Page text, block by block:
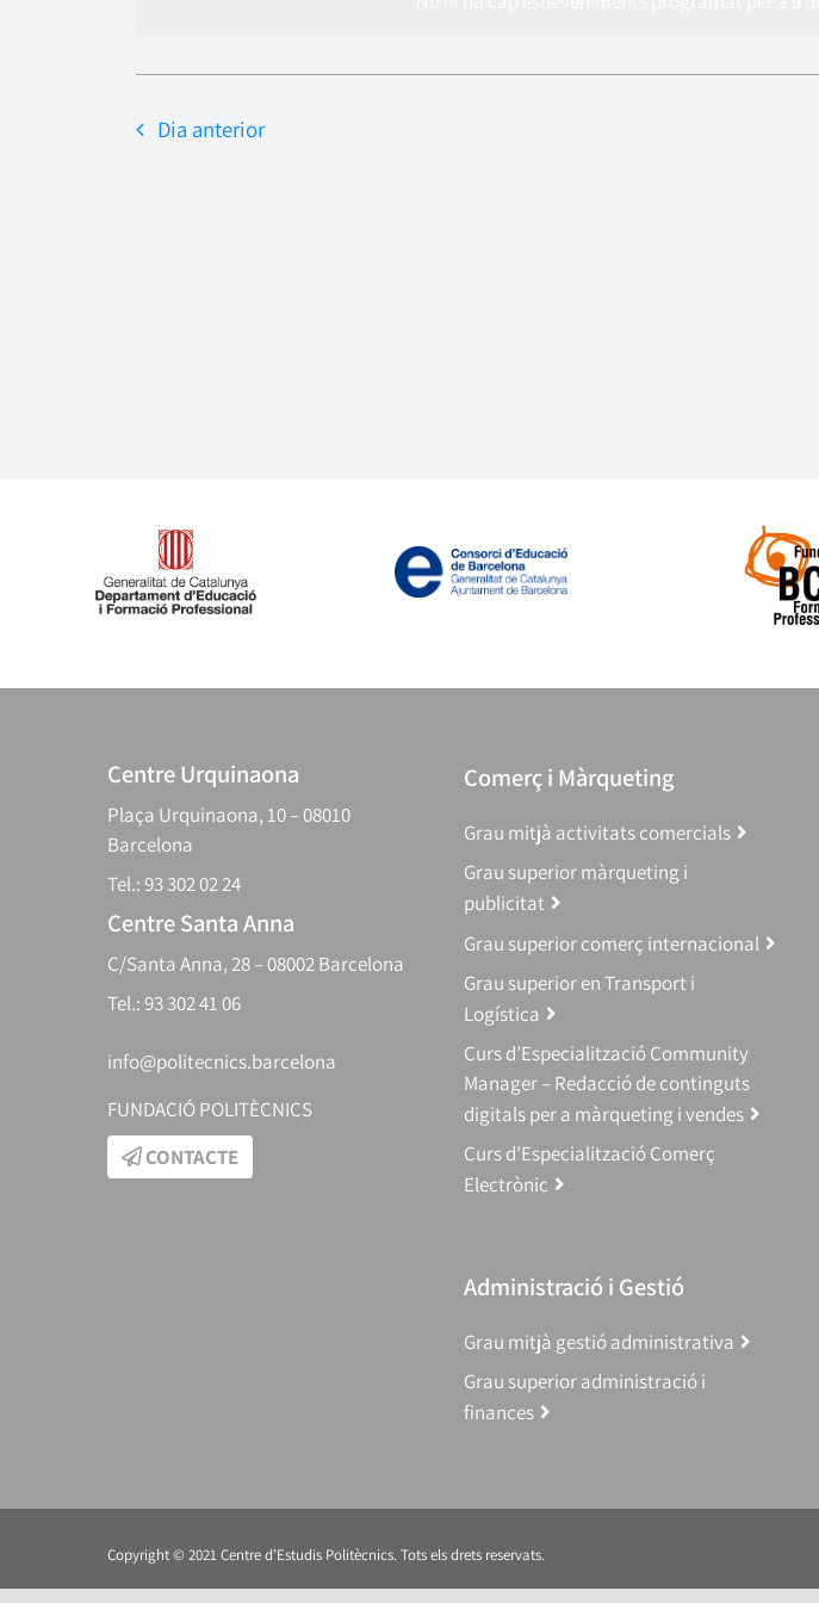
Dia anterior
Centre Urquinaona
Plaça Urquinaona, 10 – 08010
Barcelona
Tel.: 93 302 02 24
Centre Santa Anna
C/Santa Anna, 28 – 08002 Barcelona
Tel.: 93 302 41 06
info@politecnics.barcelona
FUNDACIÓ POLITÈCNICS
CONTACTE
Comerç i Màrqueting
Grau mitjà activitats comercials
Grau superior màrqueting i
publicitat
Grau superior comerç internacional
Grau superior en Transport i
Logística
Curs d’Especialització Community
Manager – Redacció de continguts
digitals per a màrqueting i vendes
Curs d’Especialització Comerç
Electrònic
Administració i Gestió
Grau mitjà gestió administrativa
Grau superior administració i
finances
Copyright © 2021 Centre d’Estudis Politècnics. Tots els drets reservats.